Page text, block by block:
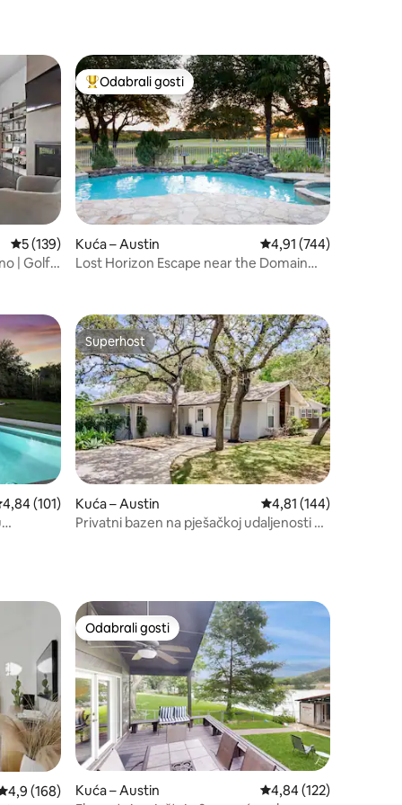
„Odabrali gosti”
Prosječna ocjena: 5/5, recenzija: 139
5 (139)
| Golf |
Među najviše rangiranima s oznakom „Odabrali gosti”
Odabrali gosti
Kuća – Austin Prosječna ocjena:
4,91 (744)
Lost Horizon Escape near the Domain
ocjena: 4,84/5, recenzija: 101
4,84 (101)
kada
Superhost
Superhost
Kuća – Austin Prosječna ocjena:
4,81 (144)
Privatni bazen na pješačkoj udaljenosti od
ocjena: 4,9/5, recenzija: 168
4,9 (168)
Odabrali gosti
Odabrali gosti
Kuća – Austin Prosječna ocjena:
4,84 (122)